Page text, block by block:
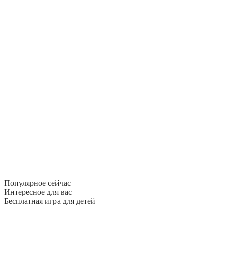
Популярное сейчас
Интересное для вас
Бесплатная игра для детей